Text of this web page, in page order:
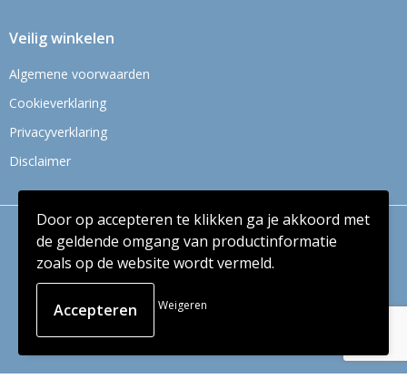
Veilig winkelen
Algemene voorwaarden
Cookieverklaring
Privacyverklaring
Disclaimer
© Copyright Context BV 2024
Door op accepteren te klikken ga je akkoord met
de geldende omgang van productinformatie
zoals op de website wordt vermeld.
Weigeren